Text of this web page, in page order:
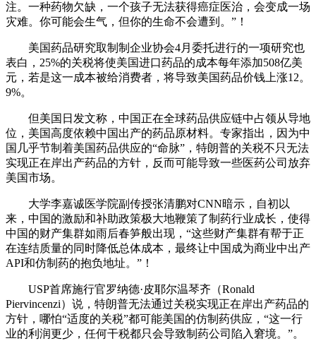
注。一种药物欠缺，一个孩子无法获得癌症医治，会变成一场
灾难。你可能会生气，但你的生命不会遭到。”！
美国药品研究取制制企业协会4月委托进行的一项研究也
表白，25%的关税将使美国进口药品的成本每年添加508亿美
元，若是这一成本被给消费者，将导致美国药品价钱上涨12。
9%。
但美国日发文称，中国正在全球药品供应链中占领从导地
位，美国高度依赖中国出产的药品原材料。专家指出，因为中
国几乎节制着美国药品供应的“命脉”，特朗普的关税不只无法
实现正在岸出产药品的方针，反而可能导致一些医药公司放弃
美国市场。
大学李嘉诚医学院副传授张清鹏对CNN暗示，自初以
来，中国的激励和补助政策极大地鞭策了制药行业成长，使得
中国的财产集群如雨后春笋般出现，“这些财产集群有帮于正
在连结质量的同时降低总体成本，最终让中国成为商业中出产
API和仿制药的抱负地址。”！
USP首席施行官罗纳德·皮耶尔温琴齐（Ronald
Piervincenzi）说，特朗普无法通过关税实现正在岸出产药品的
方针，哪怕“适度的关税”都可能美国的仿制药供应，“这一行
业的利润更少，任何干税都只会导致制药公司陷入窘境。”。